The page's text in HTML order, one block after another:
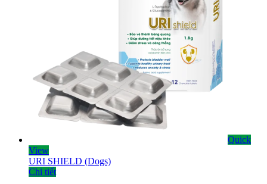
Quick
View
URI SHIELD (Dogs)
Chi tiết